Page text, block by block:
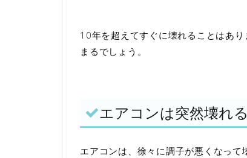
10年を超えてすぐに壊れることはあ
まるでしょう。
エアコンは突然壊れ
エアコンは、徐々に調子が悪くなっ